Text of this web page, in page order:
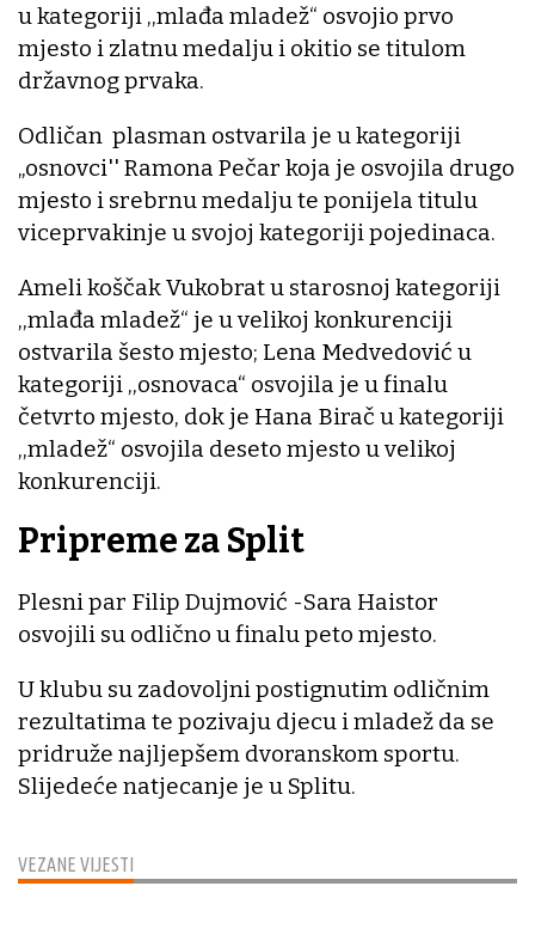
VEZANE VIJESTI
u kategoriji ,,mlađa mladež“ osvojio prvo
mjesto i zlatnu medalju i okitio se titulom
državnog prvaka.
Odličan plasman ostvarila je u kategoriji
„osnovci'' Ramona Pečar koja je osvojila drugo
mjesto i srebrnu medalju te ponijela titulu
viceprvakinje u svojoj kategoriji pojedinaca.
Ameli koščak Vukobrat u starosnoj kategoriji
,,mlađa mladež“ je u velikoj konkurenciji
ostvarila šesto mjesto; Lena Medvedović u
kategoriji ,,osnovaca“ osvojila je u finalu
četvrto mjesto, dok je Hana Birač u kategoriji
,,mladež“ osvojila deseto mjesto u velikoj
konkurenciji.
Pripreme za Split
Plesni par Filip Dujmović -Sara Haistor
osvojili su odlično u finalu peto mjesto.
U klubu su zadovoljni postignutim odličnim
rezultatima te pozivaju djecu i mladež da se
pridruže najljepšem dvoranskom sportu.
Slijedeće natjecanje je u Splitu.